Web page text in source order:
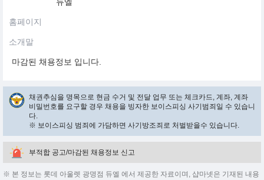
홈페이지
소개말
마감된 채용정보 입니다.
채권추심을 명목으로 현금 수거 및 전달 업무 또는 체크카드, 계좌, 계좌
비밀번호를 요구할 경우 채용을 빙자한 보이스피싱 사기범죄일 수 있습니
다.
※ 보이스피싱 범죄에 가담하면 사기방조죄로 처벌받을수 있습니다.
부적합 공고/마감된 채용정보 신고
※ 본 정보는 롯데 아울렛 광명점 듀엘 에서 제공한 자료이며, 샵마넷은 기재된 내용